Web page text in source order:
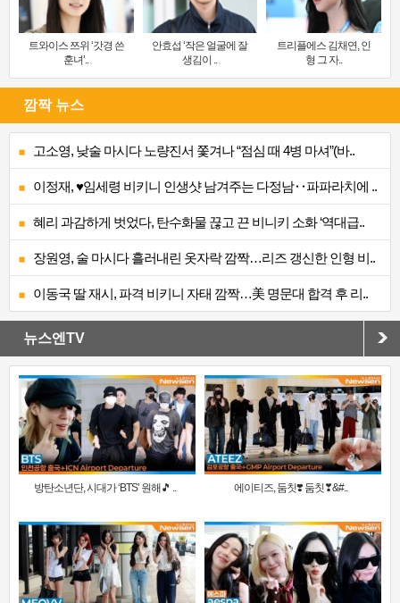
트와이스 쯔위 ‘갓경 쓴
훈녀’..
안효섭 ‘작은 얼굴에 잘
생김이 ..
트리플에스 김채연, 인
형 그 자..
깜짝 뉴스
고소영, 낮술 마시다 노량진서 쫓겨나 “점심 때 4병 마셔”(바..
이정재, ♥임세령 비키니 인생샷 남겨주는 다정남‥파파라치에 ..
혜리 과감하게 벗었다, 탄수화물 끊고 끈 비니키 소화 ‘역대급..
장원영, 술 마시다 흘러내린 옷자락 깜짝…리즈 갱신한 인형 비..
이동국 딸 재시, 파격 비키니 자태 깜짝…美 명문대 합격 후 리..
뉴스엔TV
방탄소년단, 시대가 ‘BTS’ 원해🎵 .. 에이티즈, 둠칫❣️ 둠칫❣&#..